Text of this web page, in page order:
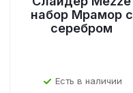
набор Мрамор с
серебром
Есть в наличии